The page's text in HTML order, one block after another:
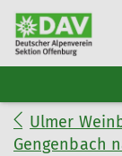
Ulmer
Gengenbach